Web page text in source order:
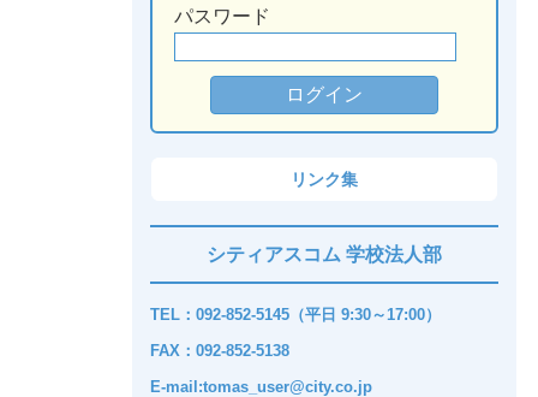
パスワード
リンク集
シティアスコム 学校法人部
TEL：092-852-5145（平日 9:30～17:00）
FAX：092-852-5138
E-mail:tomas_user@city.co.jp